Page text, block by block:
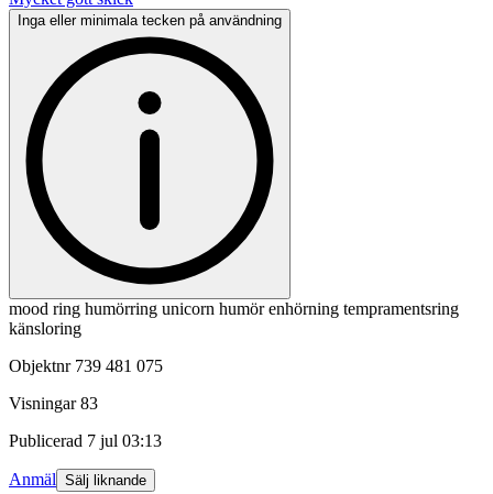
Inga eller minimala tecken på användning
mood ring humörring unicorn humör enhörning tempramentsring
känsloring
Objektnr 739 481 075
Visningar 83
Publicerad 7 jul 03:13
Anmäl Sälj liknande